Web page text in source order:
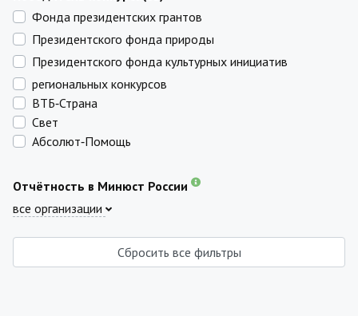
Фонда президентских грантов
Президентского фонда природы
Президентского фонда культурных инициатив
региональных конкурсов
ВТБ‑Страна
Свет
Абсолют‑Помощь
Отчётность в Минюст России
все организации
Сбросить все фильтры